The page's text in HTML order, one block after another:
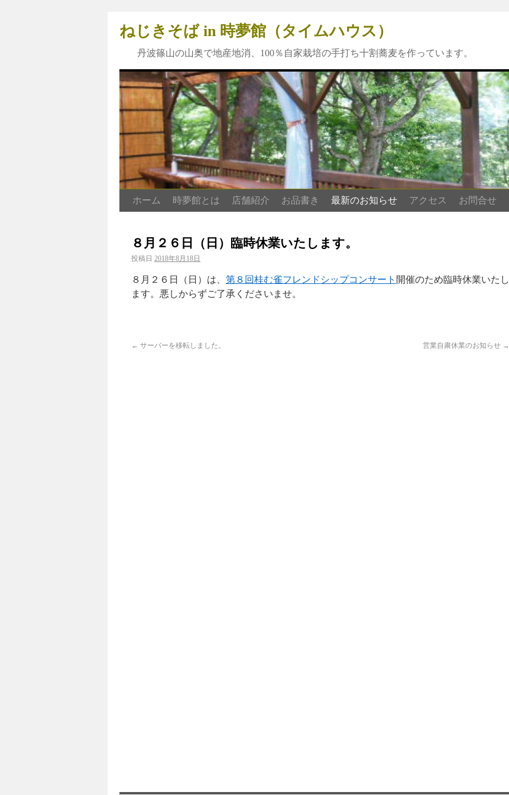
ねじきそば in 時夢館（タイムハウス）
丹波篠山の山奥で地産地消、100％自家栽培の手打ち十割蕎麦を作っています。
ホーム 時夢館とは 店舗紹介 お品書き 最新のお知らせ アクセス お問合せ
８月２６日（日）臨時休業いたします。
投稿日 2018年8月18日
８月２６日（日）は、 第８回桂む雀フレンドシップコンサート 開催のため臨時休業いたし
ます。悪しからずご了承くださいませ。
← サーバーを移転しました。 営業自粛休業のお知らせ →